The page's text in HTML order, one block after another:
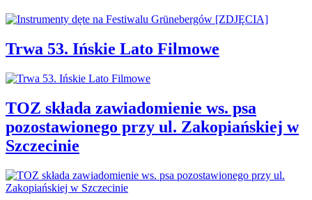
Trwa 53. Ińskie Lato Filmowe
TOZ składa zawiadomienie ws. psa
pozostawionego przy ul. Zakopiańskiej w
Szczecinie